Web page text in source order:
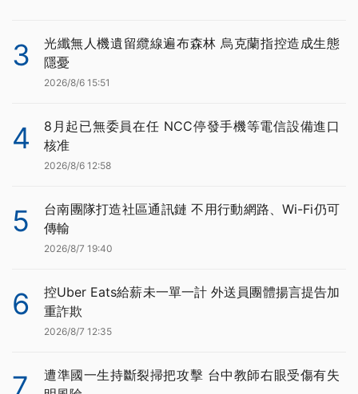
3
光纖無人機遺留纜線遍布森林 烏克蘭指控造成生態
隱憂
2026/8/6 15:51
4
8月起已無委員在任 NCC停發手機等電信設備進口
核准
2026/8/6 12:58
5
台南團隊打造社區通訊鏈 不用行動網路、Wi-Fi仍可
傳輸
2026/8/7 19:40
6
控Uber Eats給薪未一單一計 外送員團體揚言提告加
重詐欺
2026/8/7 12:35
7
遭準國一生持斷裂掃把攻擊 台中教師右眼受傷有失